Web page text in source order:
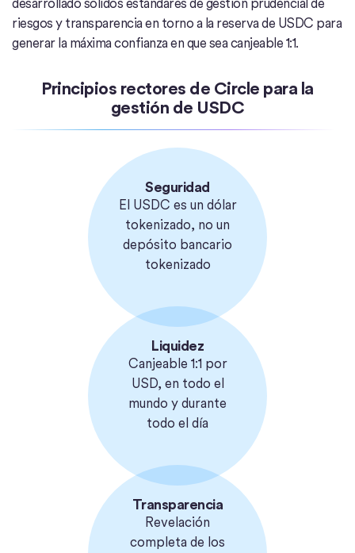
desarrollado sólidos estándares de gestión prudencial de
riesgos y transparencia en torno a la reserva de USDC para
generar la máxima confianza en que sea canjeable 1:1.
Principios rectores de Circle para la
gestión de USDC
Seguridad
El USDC es un dólar
tokenizado, no un
depósito bancario
tokenizado
Liquidez
Canjeable 1:1 por
USD, en todo el
mundo y durante
todo el día
Transparencia
Revelación
completa de los